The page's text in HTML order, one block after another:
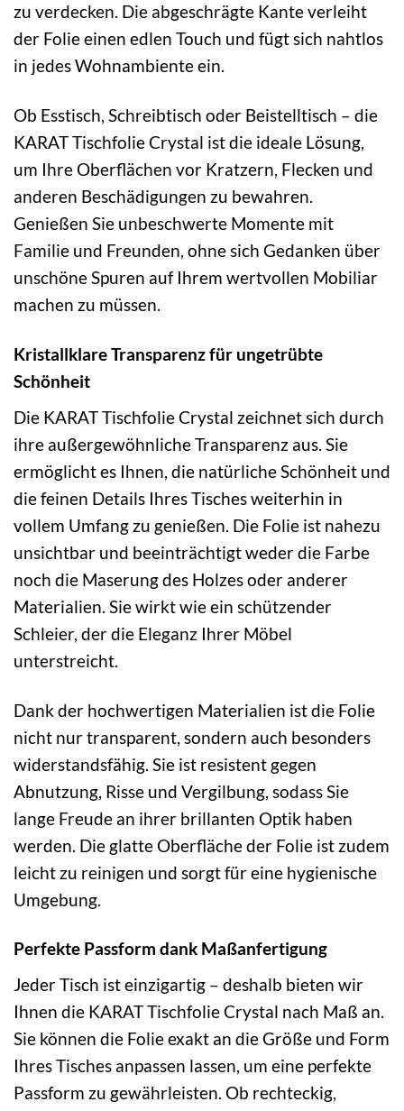
zu verdecken. Die abgeschrägte Kante verleiht
der Folie einen edlen Touch und fügt sich nahtlos
in jedes Wohnambiente ein.
Ob Esstisch, Schreibtisch oder Beistelltisch – die
KARAT Tischfolie Crystal ist die ideale Lösung,
um Ihre Oberflächen vor Kratzern, Flecken und
anderen Beschädigungen zu bewahren.
Genießen Sie unbeschwerte Momente mit
Familie und Freunden, ohne sich Gedanken über
unschöne Spuren auf Ihrem wertvollen Mobiliar
machen zu müssen.
Kristallklare Transparenz für ungetrübte
Schönheit
Die KARAT Tischfolie Crystal zeichnet sich durch
ihre außergewöhnliche Transparenz aus. Sie
ermöglicht es Ihnen, die natürliche Schönheit und
die feinen Details Ihres Tisches weiterhin in
vollem Umfang zu genießen. Die Folie ist nahezu
unsichtbar und beeinträchtigt weder die Farbe
noch die Maserung des Holzes oder anderer
Materialien. Sie wirkt wie ein schützender
Schleier, der die Eleganz Ihrer Möbel
unterstreicht.
Dank der hochwertigen Materialien ist die Folie
nicht nur transparent, sondern auch besonders
widerstandsfähig. Sie ist resistent gegen
Abnutzung, Risse und Vergilbung, sodass Sie
lange Freude an ihrer brillanten Optik haben
werden. Die glatte Oberfläche der Folie ist zudem
leicht zu reinigen und sorgt für eine hygienische
Umgebung.
Perfekte Passform dank Maßanfertigung
Jeder Tisch ist einzigartig – deshalb bieten wir
Ihnen die KARAT Tischfolie Crystal nach Maß an.
Sie können die Folie exakt an die Größe und Form
Ihres Tisches anpassen lassen, um eine perfekte
Passform zu gewährleisten. Ob rechteckig,